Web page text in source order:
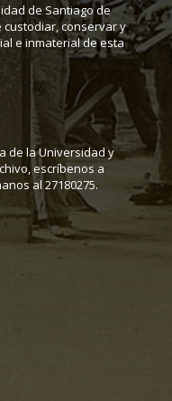
de Santiago de
custodiar, conservar y
e inmaterial de esta
de la Universidad y
escríbenos a
al 27180275.